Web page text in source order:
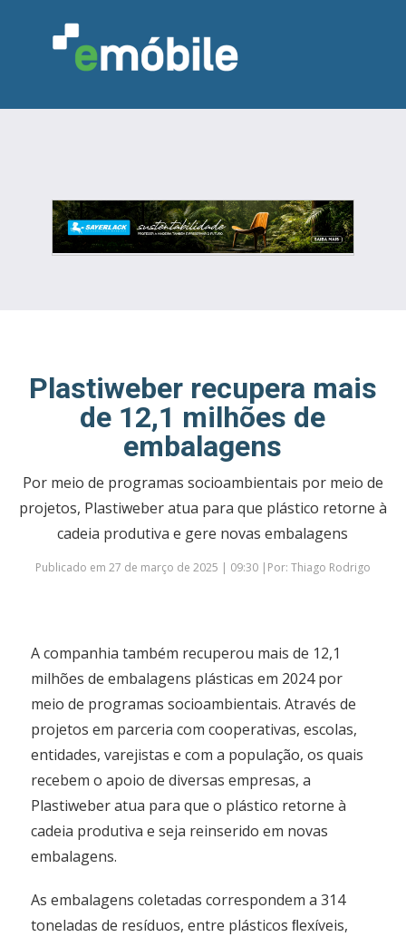
INDÚSTRIA MARCENARIA
DESIGN & DECORAÇÃO
INDICADORES
FEIRAS NOTÍCIAS
Plastiweber recupera mais
de 12,1 milhões de
embalagens
Por meio de programas socioambientais por meio de
projetos, Plastiweber atua para que plástico retorne à
cadeia produtiva e gere novas embalagens
Publicado em 27 de março de 2025 | 09:30 |Por: Thiago Rodrigo
A companhia também recuperou mais de 12,1
milhões de embalagens plásticas em 2024 por
meio de programas socioambientais. Através de
projetos em parceria com cooperativas, escolas,
entidades, varejistas e com a população, os quais
recebem o apoio de diversas empresas, a
Plastiweber atua para que o plástico retorne à
cadeia produtiva e seja reinserido em novas
embalagens.
As embalagens coletadas correspondem a 314
toneladas de resíduos, entre plásticos ﬂexíveis,